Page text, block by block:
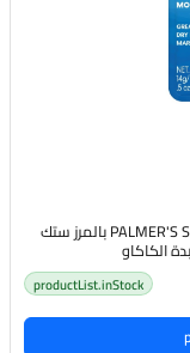
PALMER'S Softens & Smooths Swivel Stick For Dry Lips 14g بالمرز ستك
الكاكاو
productList.inStock